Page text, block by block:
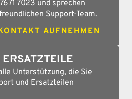
7023 und sprechen
Support-Team.
AUFNEHMEN
Unterstützung, die Sie
und Ersatzteilen